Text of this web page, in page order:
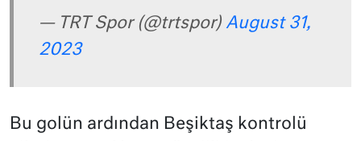
— TRT Spor (@trtspor) August 31,
2023
Bu golün ardından Beşiktaş kontrolü